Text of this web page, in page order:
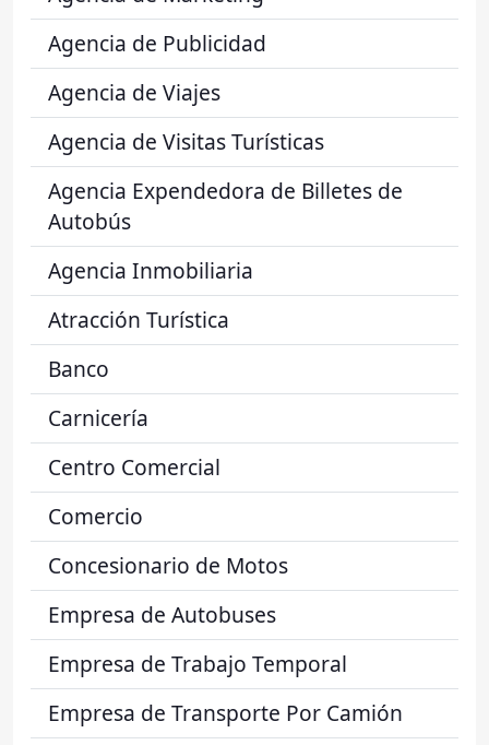
Agencia de Publicidad
Agencia de Viajes
Agencia de Visitas Turísticas
Agencia Expendedora de Billetes de
Autobús
Agencia Inmobiliaria
Atracción Turística
Banco
Carnicería
Centro Comercial
Comercio
Concesionario de Motos
Empresa de Autobuses
Empresa de Trabajo Temporal
Empresa de Transporte Por Camión